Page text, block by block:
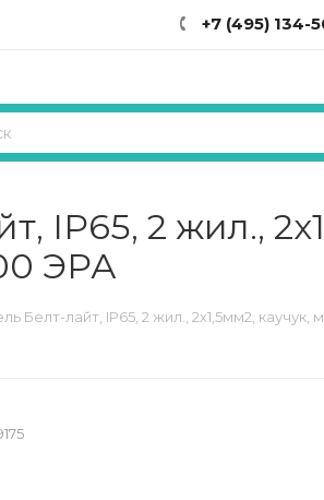
+7 (495) 134-
IP65, 2 жил.,
ЭРА
Белт-лайт, IP65, 2 жил., 2х1,5мм2,